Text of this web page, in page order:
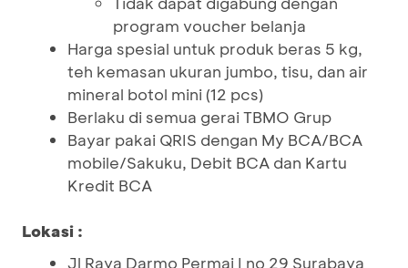
program voucher belanja
Harga spesial untuk produk beras 5 kg,
teh kemasan ukuran jumbo, tisu, dan air
mineral botol mini (12 pcs)
Berlaku di semua gerai TBMO Grup
Bayar pakai QRIS dengan My BCA/BCA
mobile/Sakuku, Debit BCA dan Kartu
Kredit BCA
Lokasi :
Jl Raya Darmo Permai I no 29 Surabaya